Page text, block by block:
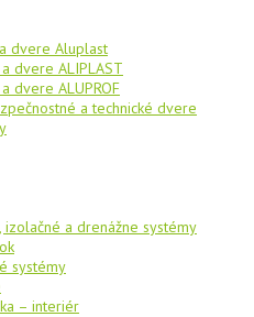
dvere Aluplast
dvere ALIPLAST
dvere ALUPROF
a technické dvere
a drenážne systémy
systémy
– interiér